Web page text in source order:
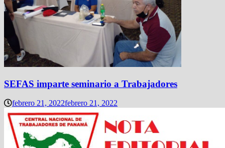
SEFAS imparte seminario a Trabajadores
febrero 21, 2022febrero 21, 2022